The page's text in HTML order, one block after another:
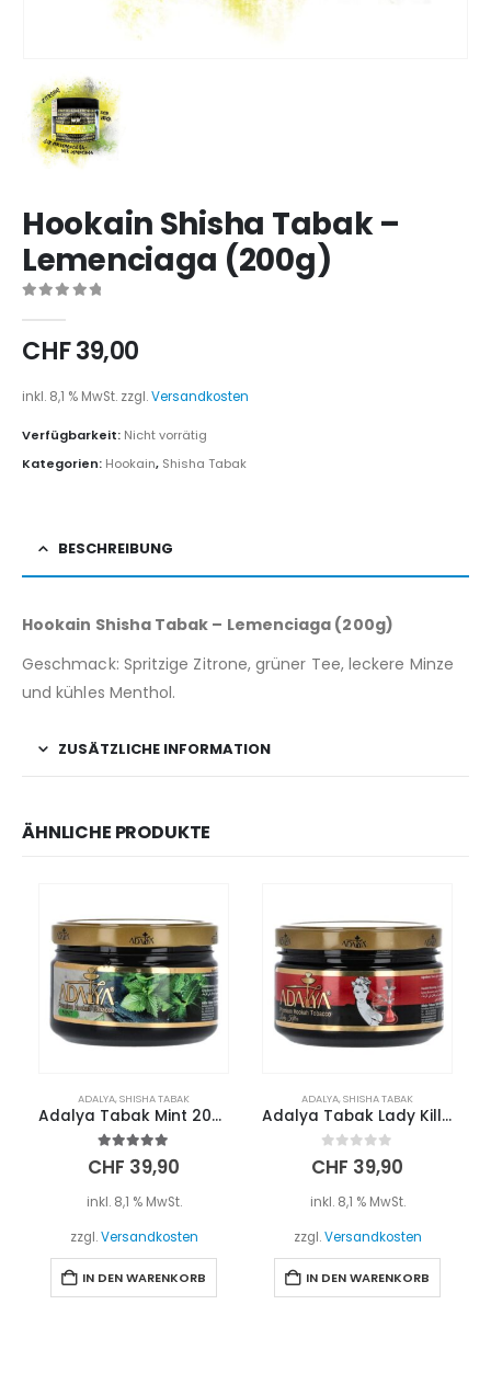
Hookain Shisha Tabak –
Lemenciaga (200g)
CHF39,00
inkl. 8,1 % MwSt. zzgl.Versandkosten
Verfügbarkeit: Nicht vorrätig
Kategorien: Hookain, Shisha Tabak
BESCHREIBUNG
Hookain Shisha Tabak – Lemenciaga (200g)
Geschmack: Spritzige Zitrone, grüner Tee, leckere Minze
und kühles Menthol.
ZUSÄTZLICHE INFORMATION
ÄHNLICHE PRODUKTE
ADALYA,SHISHA TABAK
Adalya Tabak Mint 200g
5.00 out of 5
CHF 39,90
inkl. 8,1 % MwSt.
zzgl.Versandkosten
IN DEN WARENKORB
ADALYA,SHISHA TABAK
Adalya Tabak Lady Killer 200g
0out of 5
CHF 39,90
inkl. 8,1 % MwSt.
zzgl.Versandkosten
IN DEN WARENKORB